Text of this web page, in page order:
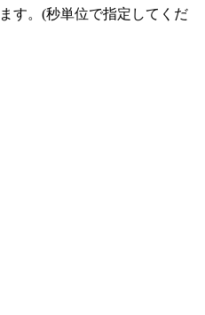
す。(秒単位で指定してくだ